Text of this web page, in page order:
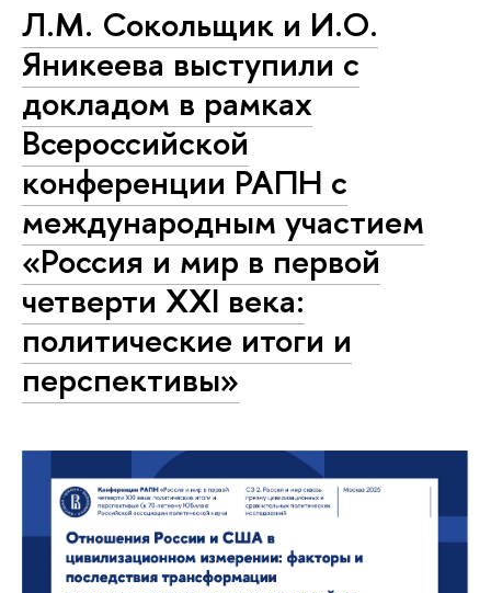
Л.М. Сокольщик и И.О.
Яникеева выступили с
докладом в рамках
Всероссийской
конференции РАПН с
международным участием
«Россия и мир в первой
четверти XXI века:
политические итоги и
перспективы»